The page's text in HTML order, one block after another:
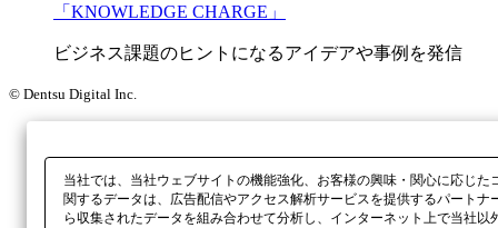
「KNOWLEDGE CHARGE」
ビジネス課題のヒントになるアイデアや事例を発信
© Dentsu Digital Inc.
当社では、当社ウェブサイトの機能強化、お客様の興味・関心に応じ
関するデータは、広告配信やアクセス解析サービスを提供するパート
ら収集されたデータを組み合わせて分析し、インターネット上で当社